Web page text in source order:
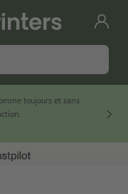
toujours et sans